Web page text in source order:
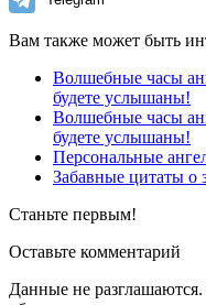
Вам также может быть
Волшебные часы
будете услышаны!
Волшебные часы
будете услышаны!
Персональные
Забавные цитаты о
Станьте первым!
Оставьте комментарий
Данные не